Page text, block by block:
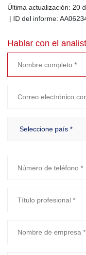
Última actualización: 20
| ID del informe:
Hablar con el